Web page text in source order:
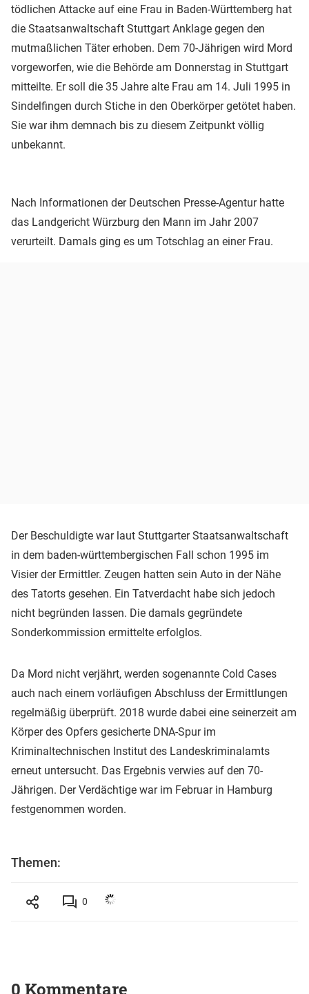
tödlichen Attacke auf eine Frau in Baden-Württemberg hat
die Staatsanwaltschaft Stuttgart Anklage gegen den
mutmaßlichen Täter erhoben. Dem 70-Jährigen wird Mord
vorgeworfen, wie die Behörde am Donnerstag in Stuttgart
mitteilte. Er soll die 35 Jahre alte Frau am 14. Juli 1995 in
Sindelfingen durch Stiche in den Oberkörper getötet haben.
Sie war ihm demnach bis zu diesem Zeitpunkt völlig
unbekannt.
Nach Informationen der Deutschen Presse-Agentur hatte
das Landgericht Würzburg den Mann im Jahr 2007
verurteilt. Damals ging es um Totschlag an einer Frau.
Der Beschuldigte war laut Stuttgarter Staatsanwaltschaft
in dem baden-württembergischen Fall schon 1995 im
Visier der Ermittler. Zeugen hatten sein Auto in der Nähe
des Tatorts gesehen. Ein Tatverdacht habe sich jedoch
nicht begründen lassen. Die damals gegründete
Sonderkommission ermittelte erfolglos.
Da Mord nicht verjährt, werden sogenannte Cold Cases
auch nach einem vorläufigen Abschluss der Ermittlungen
regelmäßig überprüft. 2018 wurde dabei eine seinerzeit am
Körper des Opfers gesicherte DNA-Spur im
Kriminaltechnischen Institut des Landeskriminalamts
erneut untersucht. Das Ergebnis verwies auf den 70-
Jährigen. Der Verdächtige war im Februar in Hamburg
festgenommen worden.
Themen:
0
0 Kommentare